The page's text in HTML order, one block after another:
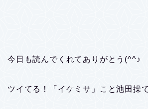
今日も読んでくれてありがとう(^^♪
ツイてる！「イケミサ」こと池田操で